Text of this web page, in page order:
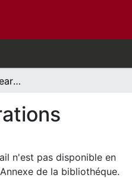
Modeling Canadian search and rescue operations
n'est pas disponible en
de la bibliothéque.